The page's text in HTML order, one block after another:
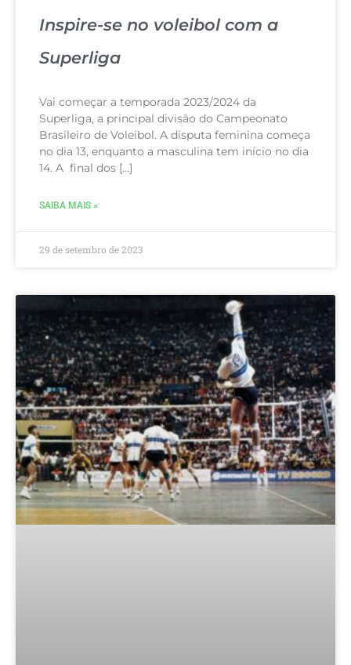
Inspire-se no voleibol com a
Superliga
Vai começar a temporada 2023/2024 da
Superliga, a principal divisão do Campeonato
Brasileiro de Voleibol. A disputa feminina começa
no dia 13, enquanto a masculina tem início no dia
14. A final dos […]
SAIBA MAIS »
29 de setembro de 2023